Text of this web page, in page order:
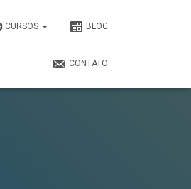
CURSOS BLOG
CONTATO